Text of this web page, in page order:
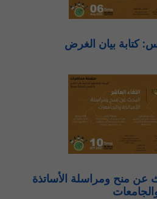
كتابة بيان الغرض
عن منح ومراسلة الأساتذة